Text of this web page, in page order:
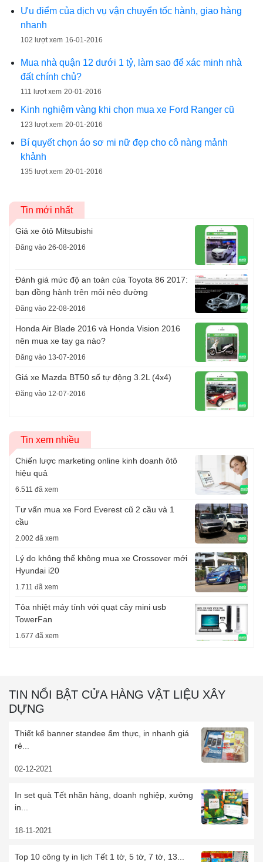
Ưu điểm của dịch vụ vận chuyển tốc hành, giao hàng
nhanh
102 lượt xem 16-01-2016
Mua nhà quận 12 dưới 1 tỷ, làm sao để xác minh nhà
đất chính chủ?
111 lượt xem 20-01-2016
Kinh nghiệm vàng khi chọn mua xe Ford Ranger cũ
123 lượt xem 20-01-2016
Bí quyết chọn áo sơ mi nữ đẹp cho cô nàng mảnh
khảnh
135 lượt xem 20-01-2016
Tin mới nhất
Giá xe ôtô Mitsubishi
Đăng vào 26-08-2016
Đánh giá mức độ an toàn của Toyota 86 2017:
bạn đồng hành trên mỏi nẻo đường
Đăng vào 22-08-2016
Honda Air Blade 2016 và Honda Vision 2016
nên mua xe tay ga nào?
Đăng vào 13-07-2016
Giá xe Mazda BT50 số tự động 3.2L (4x4)
Đăng vào 12-07-2016
Tin xem nhiều
Chiến lược marketing online kinh doanh ôtô
hiệu quả
6.511 đã xem
Tư vấn mua xe Ford Everest cũ 2 cầu và 1
cầu
2.002 đã xem
Lý do không thể không mua xe Crossover mới
Hyundai i20
1.711 đã xem
Tỏa nhiệt máy tính với quạt cây mini usb
TowerFan
1.677 đã xem
TIN NỔI BẬT CỬA HÀNG VẬT LIỆU XÂY
DỰNG
Thiết kế banner standee ẩm thực, in nhanh giá
rẻ...
02-12-2021
In set quà Tết nhãn hàng, doanh nghiệp, xưởng
in...
18-11-2021
Top 10 công ty in lịch Tết 1 tờ, 5 tờ, 7 tờ, 13...